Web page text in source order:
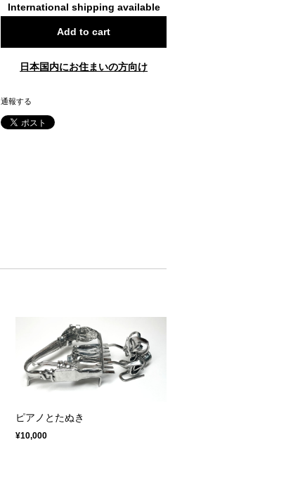
International shipping available
Add to cart
日本国内にお住まいの方向け
通報する
ピアノとたぬき
¥10,000